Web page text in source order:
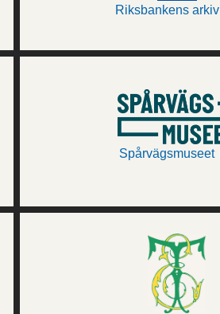
Riksbankens arkiv
Spårvägsmuseet